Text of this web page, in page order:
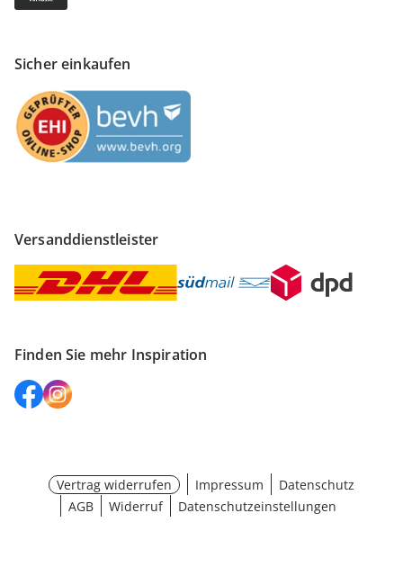
Sicher einkaufen
Versanddienstleister
Finden Sie mehr Inspiration
Vertrag widerrufen Impressum
Datenschutz
AGB
Widerruf Datenschutzeinstellungen